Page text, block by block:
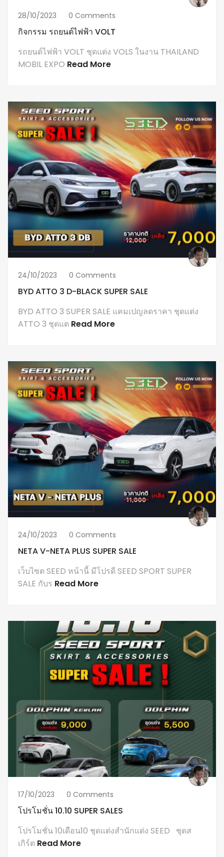
28/10/2023 0 Comments
กิจกรรม รถยนต์ไฟฟ้า VOLT
รถยนต์ไฟฟ้า VOLT ชุดแต่ง VOLS ในงาน THAILAND
MOBIL EXPO Read More
24/10/2023 0 Comments
BYD ATTO 3 D-BLACK SUPER SALE
BYD ATTO 3 SUPER SALE แคมเปญลดราคา ชุดแต่ง
ATTO 3 ชุดแต Read More
24/10/2023 0 Comments
NETA V-NETA PLUS SUPER SALE
เว็บไซต SEED หน้านี้ มีโปรดี SEED SPORT SUPER
SALE กับร Read More
17/10/2023 0 Comments
โปรโมชั่น 10.10 SUPER SALES
โปรโมชั่น 10เดือน10 ชุดแต่งสำนักแต่ง SEED ชุดส
เกิร์ต Read More